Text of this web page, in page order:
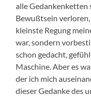
alle Gedankenketten
Bewußtsein
kleinste Regung
war, sondern
schon gedacht,
Maschine. Aber es
der ich mich
dieser Gedanke des